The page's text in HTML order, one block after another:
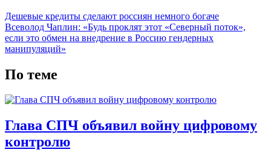
Дешевые кредиты сделают россиян немного богаче
Всеволод Чаплин: «Будь проклят этот «Северный поток»,
если это обмен на внедрение в Россию гендерных
манипуляций»
По теме
Глава СПЧ объявил войну цифровому
контролю